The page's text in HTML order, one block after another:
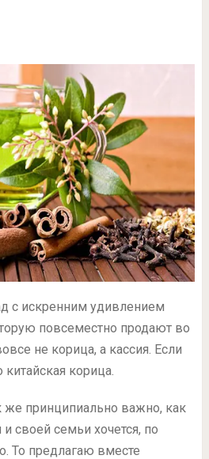
с искренним удивлением
повсеместно продают во
не корица, а кассия. Если
китайская корица.
же принципиально важно, как
своей семьи хочется, по
То предлагаю вместе